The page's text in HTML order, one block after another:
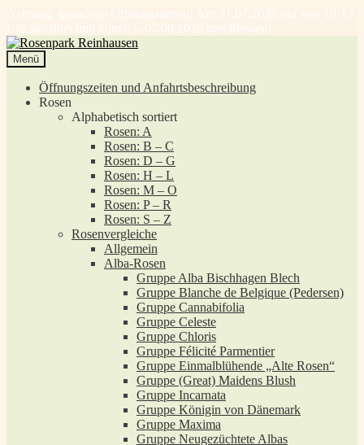
Achtung, geänderte Öffnungszeiten! Am 31.07.2026 nur von 10-13
Uhr geöffnet und vom 03.-07.08.2026 geschlossen!
Zur
Navigation
springen
Zum
Inhalt
springen
Menü
Öffnungszeiten und Anfahrtsbeschreibung
Rosen
Alphabetisch sortiert
Rosen: A
Rosen: B – C
Rosen: D – G
Rosen: H – L
Rosen: M – O
Rosen: P – R
Rosen: S – Z
Rosenvergleiche
Allgemein
Alba-Rosen
Gruppe Alba Bischhagen Blech
Gruppe Blanche de Belgique (Pedersen)
Gruppe Cannabifolia
Gruppe Celeste
Gruppe Chloris
Gruppe Félicité Parmentier
Gruppe Einmalblühende „Alte Rosen“
Gruppe (Great) Maidens Blush
Gruppe Incarnata
Gruppe Königin von Dänemark
Gruppe Maxima
Gruppe Neugezüchtete Albas